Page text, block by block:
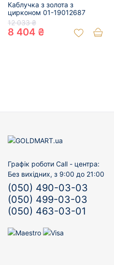
Каблучка з золота з
цирконом 01-19012687
12 033 ₴
8 404 ₴
Графік роботи Call - центра:
Без вихідних, з 9:00 до 21:00
(050) 490-03-03
(050) 499-03-03
(050) 463-03-01